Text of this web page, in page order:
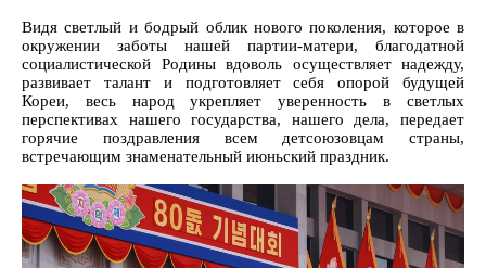
Видя светлый и бодрый облик нового поколения, которое в
окружении заботы нашей партии-матери, благодатной
социалистической Родины вдоволь осуществляет надежду,
развивает талант и подготовляет себя опорой будущей
Кореи, весь народ укрепляет уверенность в светлых
перспективах нашего государства, нашего дела, передает
горячие поздравления всем детсоюзовцам страны,
встречающим знаменательный июньский праздник.